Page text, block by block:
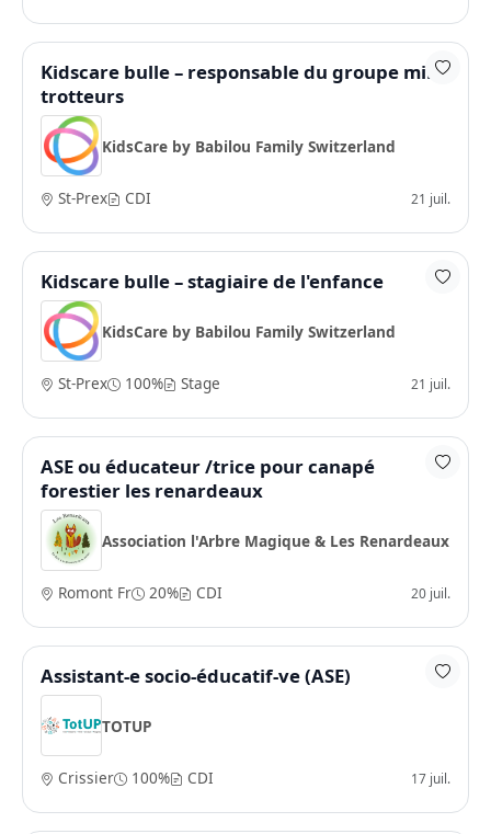
Kidscare bulle – responsable du groupe mini
trotteurs
KidsCare by Babilou Family Switzerland
St-Prex CDI 21 juil.
Kidscare bulle – stagiaire de l'enfance
KidsCare by Babilou Family Switzerland
St-Prex 100% Stage 21 juil.
ASE ou éducateur /trice pour canapé
forestier les renardeaux
Association l'Arbre Magique & Les Renardeaux
Romont Fr 20% CDI 20 juil.
Assistant-e socio-éducatif-ve (ASE)
TOTUP
Crissier 100% CDI 17 juil.